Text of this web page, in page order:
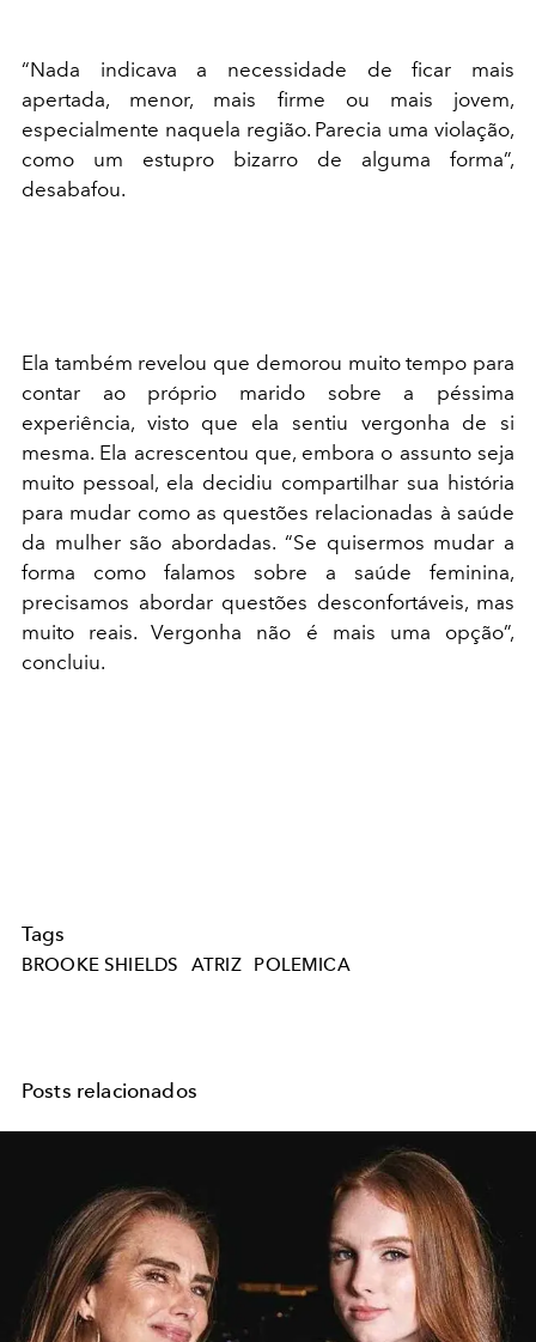
“Nada indicava a necessidade de ficar mais
apertada, menor, mais firme ou mais jovem,
especialmente naquela região. Parecia uma violação,
como um estupro bizarro de alguma forma”,
desabafou.
Ela também revelou que demorou muito tempo para
contar ao próprio marido sobre a péssima
experiência, visto que ela sentiu vergonha de si
mesma. Ela acrescentou que, embora o assunto seja
muito pessoal, ela decidiu compartilhar sua história
para mudar como as questões relacionadas à saúde
da mulher são abordadas. “Se quisermos mudar a
forma como falamos sobre a saúde feminina,
precisamos abordar questões desconfortáveis, mas
muito reais. Vergonha não é mais uma opção”,
concluiu.
Tags
BROOKE SHIELDS ATRIZ POLEMICA
Posts relacionados